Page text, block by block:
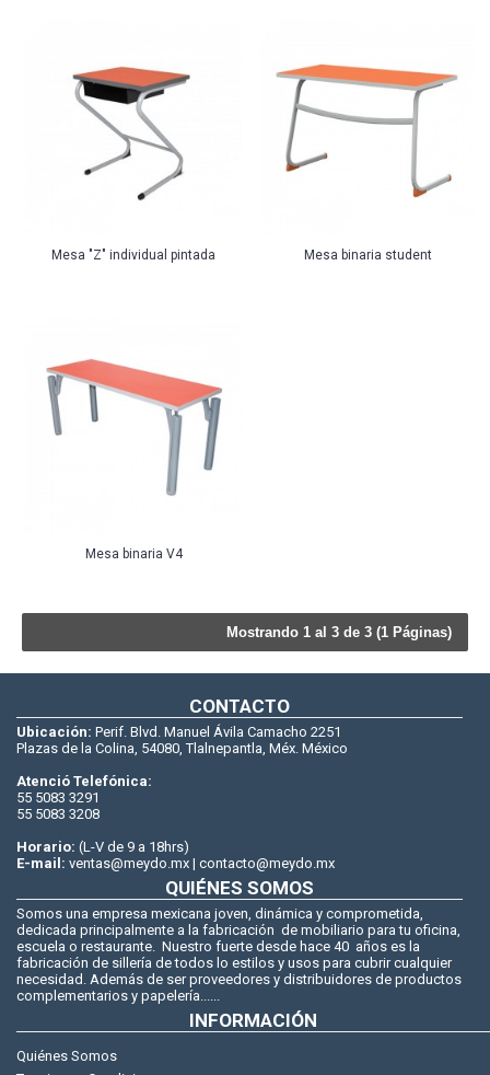
Mesa "Z" individual pintada Mesa binaria student
Mesa binaria V4
Mostrando 1 al 3 de 3 (1 Páginas)
CONTACTO
Ubicación: Perif. Blvd. Manuel Ávila Camacho 2251
Plazas de la Colina, 54080, Tlalnepantla, Méx. México
Atenció Telefónica:
55 5083 3291
55 5083 3208
Horario: (L-V de 9 a 18hrs)
E-mail: ventas@meydo.mx | contacto@meydo.mx
QUIÉNES SOMOS
Somos una empresa mexicana joven, dinámica y comprometida,
dedicada principalmente a la fabricación de mobiliario para tu oficina,
escuela o restaurante. Nuestro fuerte desde hace 40 años es la
fabricación de sillería de todos lo estilos y usos para cubrir cualquier
necesidad. Además de ser proveedores y distribuidores de productos
complementarios y papelería......
INFORMACIÓN
Quiénes Somos